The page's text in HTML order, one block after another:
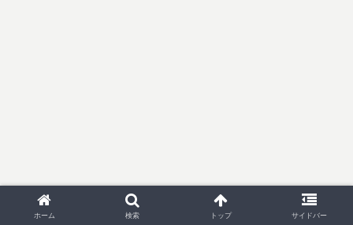
ホーム 検索 トップ サイドバー